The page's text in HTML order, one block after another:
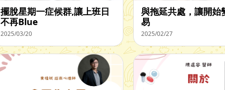
擺脫星期一症候群,讓上班日
不再Blue
2025/03/20
與拖延共處，讓開始
易
2025/02/27